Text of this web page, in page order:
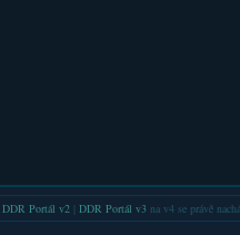
DDR Portál v2| DDR Portál v3na v4 se právě